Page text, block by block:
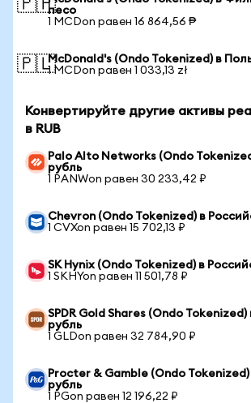
🇵🇭песо
1 MCDon равен 16 864,56 ₱
🇵🇱McDonald's (Ondo Tokenized) в
1 MCDon равен 1 033,13 zł
Конвертируйте другие активы
в RUB
Palo Alto Networks (Ondo
рубль
1 PANWon равен 30 233,42 ₽
Chevron (Ondo Tokenized) в
1 CVXon равен 15 702,13 ₽
SK Hynix (Ondo Tokenized) в
1 SKHYon равен 11 501,78 ₽
SPDR Gold Shares (Ondo Tokenized)
рубль
1 GLDon равен 32 784,90 ₽
Procter & Gamble (Ondo
рубль
1 PGon равен 12 196,22 ₽